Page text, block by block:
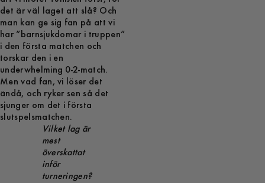
det är väl laget att slå? Och
man kan ge sig fan på att vi
har ”barnsjukdomar i truppen”
i den första matchen och
torskar den i en
underwhelming 0-2-match.
Men vad fan, vi löser det
ändå, och ryker sen så det
sjunger om det i första
slutspelsmatchen.
Vilket lag är
mest
överskattat
inför
turneringen?